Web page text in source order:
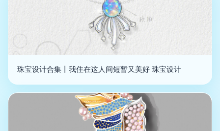
珠宝设计合集丨我住在这人间短暂又美好 珠宝设计